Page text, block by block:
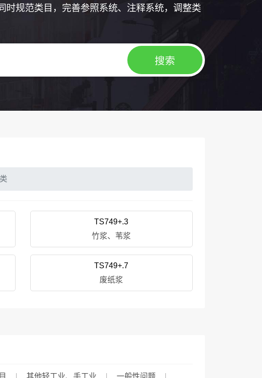
规范类目，完善参照系统、注释系统，调整类
TS749+.3
竹浆、苇浆
TS749+.7
废纸浆
其他轻工业、手工业 一般性问题